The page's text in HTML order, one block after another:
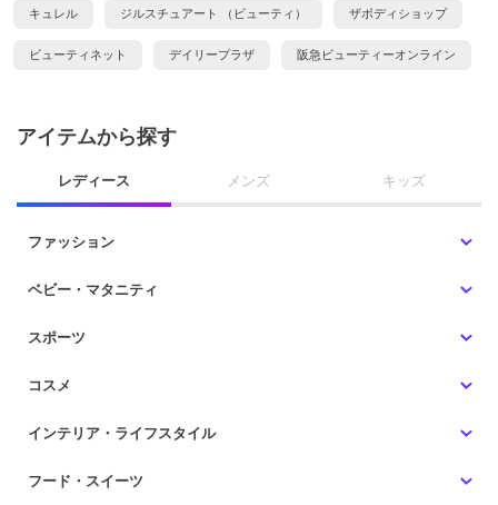
キュレル ジルスチュアート （ビューティ） ザボディショップ
ビューティネット デイリープラザ 阪急ビューティーオンライン
アイテムから探す
レディース メンズ キッズ
ファッション
ベビー・マタニティ
スポーツ
コスメ
インテリア・ライフスタイル
フード・スイーツ